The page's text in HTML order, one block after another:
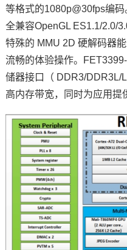
等格式的1080p@30fps编
全兼容OpenGL ES1.1/2.0/
特殊的 MMU 2D 硬解码器
流畅的体验操作。
储器接口（ DDR3/DDR3L/
高内存带宽，同时为应用提